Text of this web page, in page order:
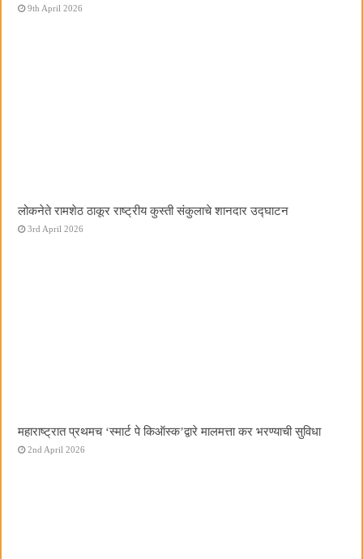
9th April 2026
लोकनेते रामशेठ ठाकूर राष्ट्रीय कुस्ती संकुलाचे शानदार उद्घाटन
3rd April 2026
महाराष्ट्रात प्रथमच ‌‘स्मार्ट पे किऑस्क‌’द्वारे मालमत्ता कर भरण्याची सुविधा
2nd April 2026